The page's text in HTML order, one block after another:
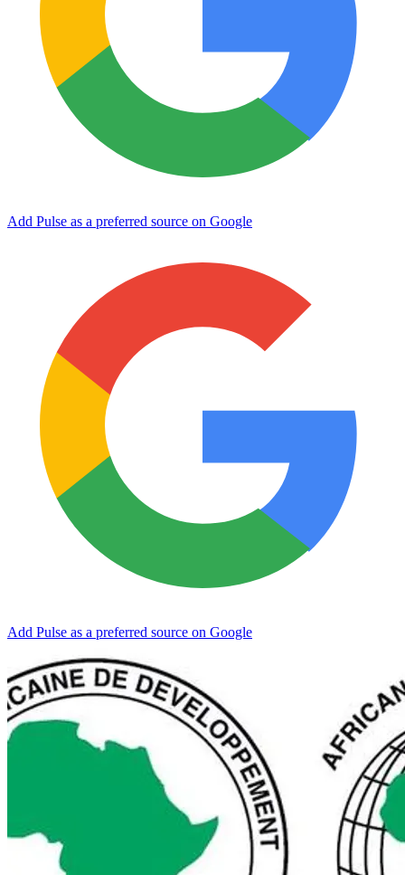
Add Pulse as a preferred source on Google
Add Pulse as a preferred source on Google